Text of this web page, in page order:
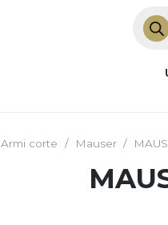
Armi corte / Mauser /